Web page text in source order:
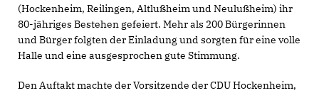
(Hockenheim, Reilingen, Altlußheim und Neulußheim) ihr
80-jähriges Bestehen gefeiert. Mehr als 200 Bürgerinnen
und Bürger folgten der Einladung und sorgten für eine volle
Halle und eine ausgesprochen gute Stimmung.
Den Auftakt machte der Vorsitzende der CDU Hockenheim,